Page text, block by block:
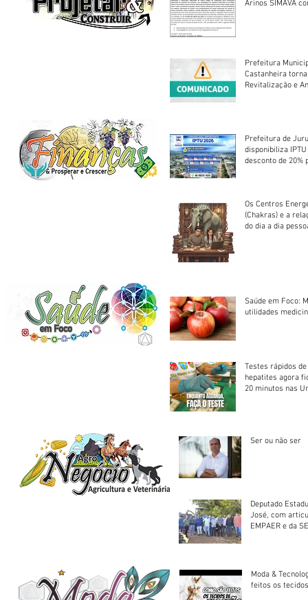
Arinos SIMAVA convoca à
Prefeitura
Castanheira
Revitalização e
Prefeitura de
disponibiliza
desconto de 20%
Os Centros
(Chakras) e a
do dia a dia
Saúde em Foco:
utilidades
Testes rápidos
hepatites agora
20 minutos nas
Ser ou não ser
Deputado
José, com
EMPAER e da
Moda &
feitos os